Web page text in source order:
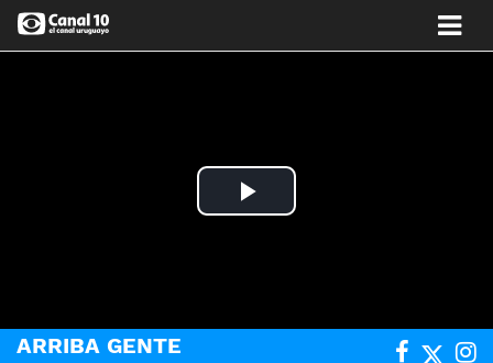
Play
ARRIBA GENTE